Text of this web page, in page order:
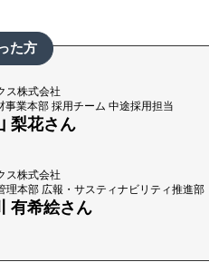
た方
ス株式会社
事業本部 採用チーム 中途採用担当
梨花さん
ス株式会社
理本部 広報・サスティナビリティ推進部
有希絵さん